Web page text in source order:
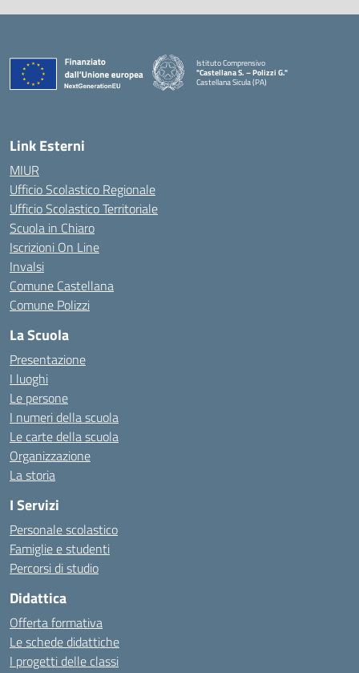
Istituto Comprensivo
"Castellana S. – Polizzi G."
Castellana Sicula (PA)
Link Esterni
MIUR
Ufficio Scolastico Regionale
Ufficio Scolastico Territoriale
Scuola in Chiaro
Iscrizioni On Line
Invalsi
Comune Castellana
Comune Polizzi
La Scuola
Presentazione
I luoghi
Le persone
I numeri della scuola
Le carte della scuola
Organizzazione
La storia
I Servizi
Personale scolastico
Famiglie e studenti
Percorsi di studio
Didattica
Offerta formativa
Le schede didattiche
I progetti delle classi